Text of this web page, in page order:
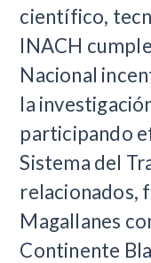
científico,
INACH
Nacional
la
participando
Sistema del
relacionados,
Magallanes
Continente